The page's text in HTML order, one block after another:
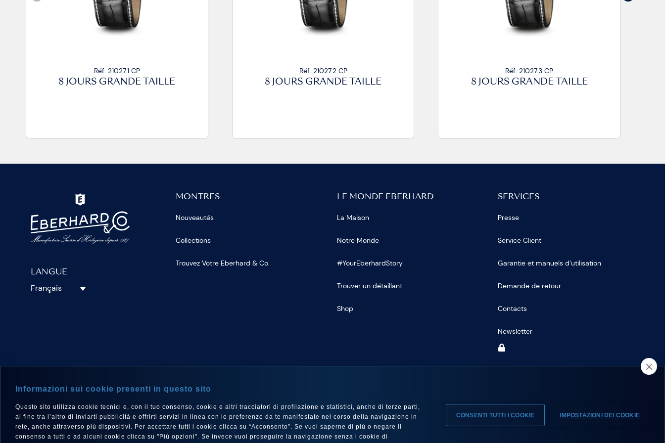
Réf. 21027.1 CP
8 JOURS GRANDE TAILLE
Réf. 21027.2 CP
8 JOURS GRANDE TAILLE
Réf. 21027.3 CP
8 JOURS GRANDE TAILLE
LANGUE
Français
MONTRES
Nouveautés
Collections
Trouvez Votre Eberhard & Co.
LE MONDE EBERHARD
La Maison
Notre Monde
#YourEberhardStory
Trouver un détaillant
Shop
SERVICES
Presse
Service Client
Garantie et manuels d’utilisation
Demande de retour
Contacts
Newsletter
Informazioni sui cookie presenti in questo sito
Questo sito utilizza cookie tecnici e, con il tuo consenso, cookie e altri tracciatori di profilazione e statistici, anche di terze parti,
al fine tra l’altro di inviarti pubblicità e offrirti servizi in linea con le preferenze da te manifestate nel corso della navigazione in
rete, anche attraverso più dispositivi. Per accettare tutti i cookie clicca su “Acconsento”. Se vuoi saperne di più o negare il
consenso a tutti o ad alcuni cookie clicca su "Più opzioni". Se invece vuoi proseguire la navigazione senza i cookie di
CONSENTI TUTTI I COOKIE IMPOSTAZIONI DEI COOKIE